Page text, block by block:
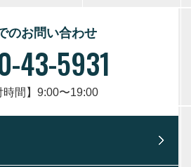
のお問い合わせ
43-5931
時間】9:00〜19:00